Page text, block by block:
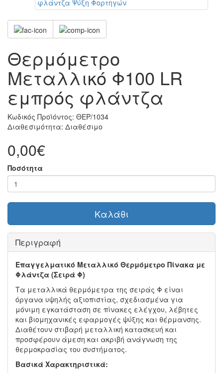
Θερμόμετρο
Μεταλλικό Φ100 LR
εμπρός φλάντζα
Κωδικός Προϊόντος: ΘΕΡ/1034
Διαθεσιμότητα: Διαθέσιμο
0,00€
Ποσότητα
Καλάθι
Περιγραφή
Επαγγελματικό Μεταλλικό Θερμόμετρο Πίνακα με
Φλάντζα (Σειρά Φ)
Τα μεταλλικά θερμόμετρα της σειράς Φ είναι
όργανα υψηλής αξιοπιστίας, σχεδιασμένα για
μόνιμη εγκατάσταση σε πίνακες ελέγχου, λέβητες
και βιομηχανικές εφαρμογές ψύξης και θέρμανσης.
Διαθέτουν στιβαρή μεταλλική κατασκευή και
προσφέρουν άμεση και ακριβή ανάγνωση της
θερμοκρασίας του συστήματος.
Βασικά Χαρακτηριστικά: